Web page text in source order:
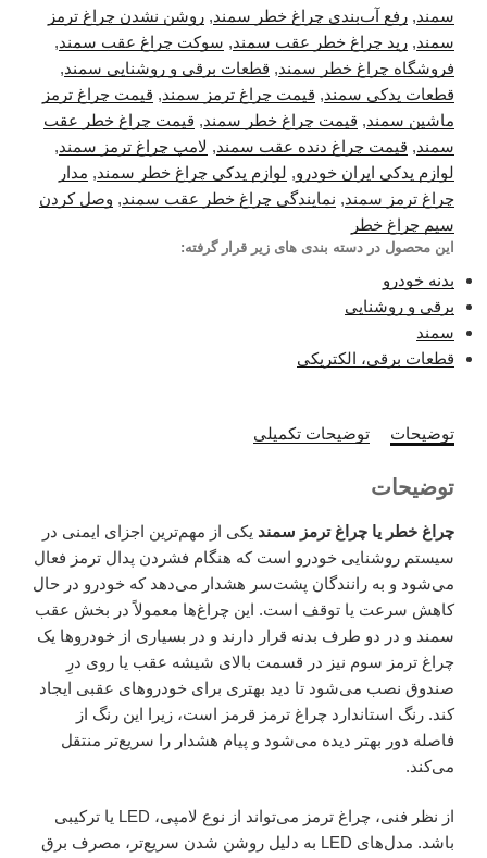
سمند, رفع آب‌بندی چراغ خطر سمند, روشن نشدن چراغ ترمز
سمند, رید چراغ خطر عقب سمند, سوکت چراغ عقب سمند,
فروشگاه چراغ خطر سمند, قطعات برقی و روشنایی سمند,
قطعات یدکی سمند, قیمت چراغ ترمز سمند, قیمت چراغ ترمز
ماشین سمند, قیمت چراغ خطر سمند, قیمت چراغ خطر عقب
سمند, قیمت چراغ دنده عقب سمند, لامپ چراغ ترمز سمند,
لوازم یدکی ایران خودرو, لوازم یدکی چراغ خطر سمند, مدار
چراغ ترمز سمند, نمایندگی چراغ خطر عقب سمند, وصل کردن
سیم چراغ خطر
این محصول در دسته بندی های زیر قرار گرفته:
بدنه خودرو
برقی و روشنایی
سمند
قطعات برقی، الکتریکی
توضیحات توضیحات تکمیلی
توضیحات
چراغ خطر یا چراغ ترمز سمند یکی از مهم‌ترین اجزای ایمنی در
سیستم روشنایی خودرو است که هنگام فشردن پدال ترمز فعال
می‌شود و به رانندگان پشت‌سر هشدار می‌دهد که خودرو در حال
کاهش سرعت یا توقف است. این چراغ‌ها معمولاً در بخش عقب
سمند و در دو طرف بدنه قرار دارند و در بسیاری از خودروها یک
چراغ ترمز سوم نیز در قسمت بالای شیشه عقب یا روی درِ
صندوق نصب می‌شود تا دید بهتری برای خودروهای عقبی ایجاد
کند. رنگ استاندارد چراغ ترمز قرمز است، زیرا این رنگ از
فاصله دور بهتر دیده می‌شود و پیام هشدار را سریع‌تر منتقل
می‌کند.
از نظر فنی، چراغ ترمز می‌تواند از نوع لامپی، LED یا ترکیبی
باشد. مدل‌های LED به دلیل روشن شدن سریع‌تر، مصرف برق